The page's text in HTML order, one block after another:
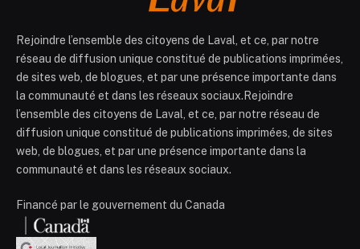
Rejoindre l’ensemble des citoyens de Laval, et ce, par notre
réseau de diffusion unique constitué de publications imprimées,
de sites web, de blogues, et par une présence importante dans
la communauté et dans les réseaux sociaux.Rejoindre
l’ensemble des citoyens de Laval, et ce, par notre réseau de
diffusion unique constitué de publications imprimées, de sites
web, de blogues, et par une présence importante dans la
communauté et dans les réseaux sociaux.
Financé par le gouvernement du Canada